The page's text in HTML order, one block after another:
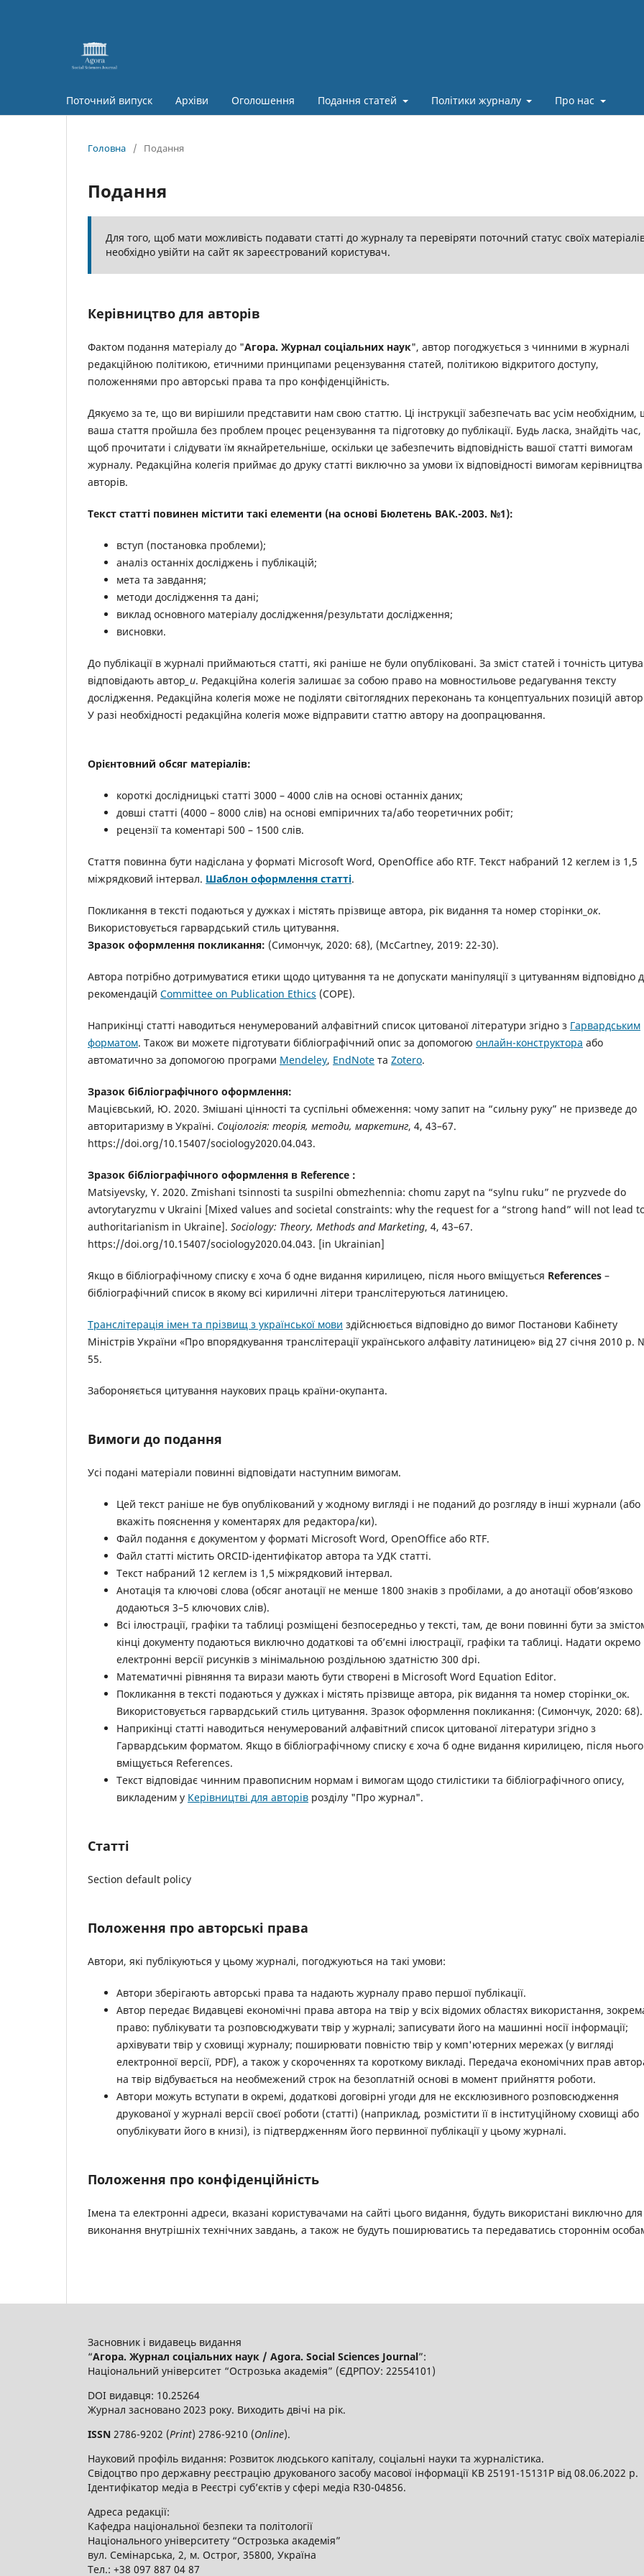
Поточний випуск Архіви Оголошення Подання статей Політики журналу Про нас
Головна / Подання
Подання
Для того, щоб мати можливість подавати статті до журналу та перевіряти поточний статус своїх
необхідно увійти на сайт як зареєстрований користувач.
Керівництво для авторів
Фактом подання матеріалу до "Агора. Журнал соціальних наук", автор погоджується з чинними в журналі
редакційною політикою, етичними принципами рецензування статей, політикою відкритого доступу,
положеннями про авторські права та про конфіденційність.
Дякуємо за те, що ви вирішили представити нам свою статтю. Ці інструкції забезпечать вас усім необхідним,
ваша стаття пройшла без проблем процес рецензування та підготовку до публікації. Будь ласка, знайдіть час,
щоб прочитати і слідувати їм якнайретельніше, оскільки це забезпечить відповідність вашої статті вимогам
журналу. Редакційна колегія приймає до друку статті виключно за умови їх відповідності вимогам
авторів.
Текст статті повинен містити такі елементи (на основі Бюлетень ВАК.-2003. №1):
вступ (постановка проблеми);
аналіз останніх досліджень і публікацій;
мета та завдання;
методи дослідження та дані;
виклад основного матеріалу дослідження/результати дослідження;
висновки.
До публікації в журналі приймаються статті, які раніше не були опубліковані. За зміст статей і точність
відповідають автор _и. Редакційна колегія залишає за собою право на мовностильове редагування тексту
дослідження. Редакційна колегія може не поділяти світоглядних переконань та концептуальних позицій
У разі необхідності редакційна колегія може відправити статтю автору на доопрацювання.
Орієнтовний обсяг матеріалів:
короткі дослідницькі статті 3000 – 4000 слів на основі останніх даних;
довші статті (4000 – 8000 слів) на основі емпіричних та/або теоретичних робіт;
рецензії та коментарі 500 – 1500 слів.
Стаття повинна бути надіслана у форматі Microsoft Word, OpenOffice або RTF. Текст набраний 12 кеглем із 1,5
міжрядковий інтервал. Шаблон оформлення статті.
Покликання в тексті подаються у дужках і містять прізвище автора, рік видання та номер сторінки_ ок.
Використовується гарвардський стиль цитування.
Зразок оформлення покликання: (Симончук, 2020: 68), (McCartney, 2019: 22-30).
Автора потрібно дотримуватися етики щодо цитування та не допускати маніпуляції з цитуванням відповідно
рекомендацій Committee on Publication Ethics (COPE).
Наприкінці статті наводиться ненумерований алфавітний список цитованої літератури згідно з Гарвардським
форматом. Також ви можете підготувати бібліографічний опис за допомогою онлайн-конструктора або
автоматично за допомогою програми Mendeley, EndNote та Zotero.
Зразок бібліографічного оформлення:
Мацієвський, Ю. 2020. Змішані цінності та суспільні обмеження: чому запит на “сильну руку” не призведе до
авторитаризму в Україні. Соціологія: теорія, методи, маркетинг, 4, 43–67.
https://doi.org/10.15407/sociology2020.04.043.
Зразок бібліографічного оформлення в Reference :
Matsiyevsky, Y. 2020. Zmishani tsinnosti ta suspilni obmezhennia: chomu zapyt na “sylnu ruku” ne pryzvede do
avtorytaryzmu v Ukraini [Mixed values and societal constraints: why the request for a “strong hand” will not lead
authoritarianism in Ukraine]. Sociology: Theory, Methods and Marketing, 4, 43–67.
https://doi.org/10.15407/sociology2020.04.043. [in Ukrainian]
Якщо в бібліографічному списку є хоча б одне видання кирилицею, після нього вміщується References –
бібліографічний список в якому всі кириличні літери транслітеруються латиницею.
Транслітерація імен та прізвищ з української мови здійснюється відповідно до вимог Постанови Кабінету
Міністрів України «Про впорядкування транслітерації українського алфавіту латиницею» від 27 січня 2010 р.
55.
Забороняється цитування наукових праць країни-окупанта.
Вимоги до подання
Усі подані матеріали повинні відповідати наступним вимогам.
Цей текст раніше не був опублікований у жодному вигляді і не поданий до розгляду в інші журнали (або
вкажіть пояснення у коментарях для редактора/ки).
Файл подання є документом у форматі Microsoft Word, OpenOffice або RTF.
Файл статті містить ORCID-ідентифікатор автора та УДК статті.
Текст набраний 12 кеглем із 1,5 міжрядковий інтервал.
Анотація та ключові слова (обсяг анотації не менше 1800 знаків з пробілами, а до анотації обов’язково
додаються 3–5 ключових слів).
Всі ілюстрації, графіки та таблиці розміщені безпосередньо у тексті, там, де вони повинні бути за
кінці документу подаються виключно додаткові та об’ємні ілюстрації, графіки та таблиці. Надати окремо
електронні версії рисунків з мінімальною роздільною здатністю 300 dpi.
Математичні рівняння та вирази мають бути створені в Microsoft Word Equation Editor.
Покликання в тексті подаються у дужках і містять прізвище автора, рік видання та номер сторінки_ок.
Використовується гарвардський стиль цитування. Зразок оформлення покликання: (Симончук, 2020: 68).
Наприкінці статті наводиться ненумерований алфавітний список цитованої літератури згідно з
Гарвардським форматом. Якщо в бібліографічному списку є хоча б одне видання кирилицею, після нього
вміщується References.
Текст відповідає чинним правописним нормам і вимогам щодо стилістики та бібліографічного опису,
викладеним у Керівництві для авторів розділу "Про журнал".
Статті
Section default policy
Положення про авторські права
Автори, які публікуються у цьому журналі, погоджуються на такі умови:
Автори зберігають авторські права та надають журналу право першої публікації.
Автор передає Видавцеві економічні права автора на твір у всіх відомих областях використання,
право: публікувати та розповсюджувати твір у журналі; записувати його на машинні носії інформації;
архівувати твір у сховищі журналу; поширювати повністю твір у комп'ютерних мережах (у вигляді
електронної версії, PDF), а також у скороченнях та короткому викладі. Передача економічних прав
на твір відбувається на необмежений строк на безоплатній основі в момент прийняття роботи.
Автори можуть вступати в окремі, додаткові договірні угоди для не ексклюзивного розповсюдження
друкованої у журналі версії своєї роботи (статті) (наприклад, розмістити її в інституційному сховищі або
опублікувати його в книзі), із підтвердженням його первинної публікації у цьому журналі.
Положення про конфіденційність
Імена та електронні адреси, вказані користувачами на сайті цього видання, будуть використані виключно для
виконання внутрішніх технічних завдань, а також не будуть поширюватись та передаватись стороннім
Засновник і видавець видання
“Агора. Журнал соціальних наук / Agora. Social Sciences Journal”:
Національний університет “Острозька академія” (ЄДРПОУ: 22554101)
DOI видавця: 10.25264
Журнал засновано 2023 року. Виходить двічі на рік.
ISSN 2786-9202 (Print) 2786-9210 (Online).
Науковий профіль видання: Розвиток людського капіталу, соціальні науки та журналістика.
Свідоцтво про державну реєстрацію друкованого засобу масової інформації КВ 25191-15131Р від 08.06.2022 р.
Ідентифікатор медіа в Реєстрі суб’єктів у сфері медіа R30-04856.
Адреса редакції:
Кафедра національної безпеки та політології
Національного університету “Острозька академія”
вул. Семінарська, 2, м. Острог, 35800, Україна
Тел.: +38 097 887 04 87